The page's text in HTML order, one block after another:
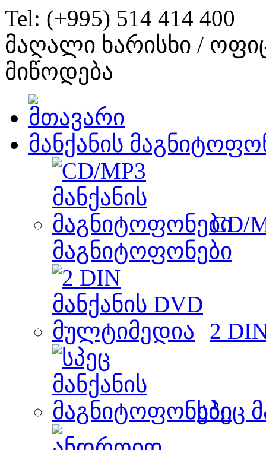
Tel: (+995) 514 414 400
მაღალი ხარისხი /
მიწოდება
მანქანის
CD/
მაგნიტოფონები
2
სპეც